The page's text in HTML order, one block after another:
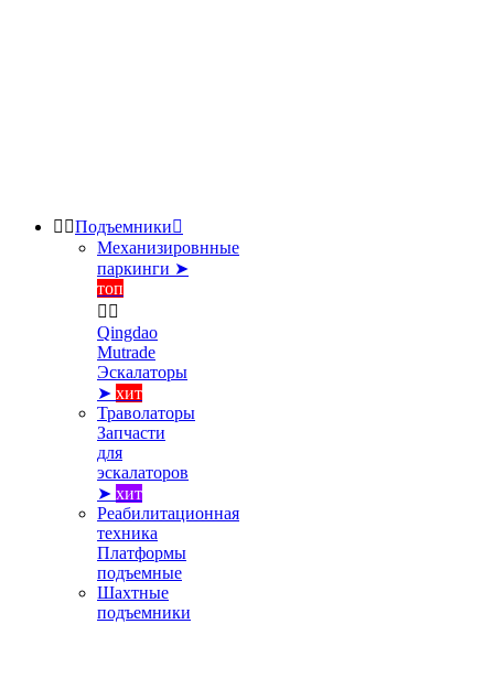
 Подъемники
Механизировнные
паркинги ➤
топ
 
Qingdao
Mutrade
Эскалаторы
➤ хит
Траволаторы
Запчасти
для
эскалаторов
➤ хит
Реабилитационная
техника
Платформы
подъемные
Шахтные
подъемники